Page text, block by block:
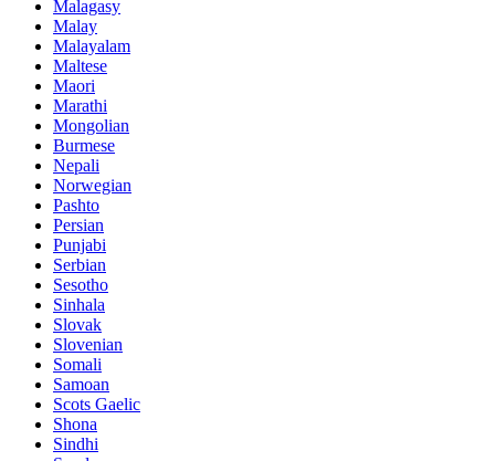
Malagasy
Malay
Malayalam
Maltese
Maori
Marathi
Mongolian
Burmese
Nepali
Norwegian
Pashto
Persian
Punjabi
Serbian
Sesotho
Sinhala
Slovak
Slovenian
Somali
Samoan
Scots Gaelic
Shona
Sindhi